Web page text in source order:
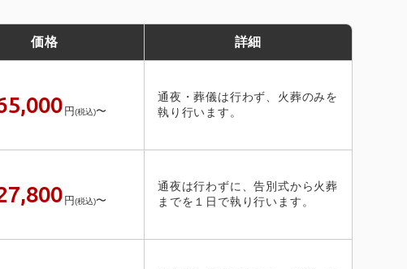
価格 詳細
円(税込)〜
通夜・葬儀は行わず、火葬のみを
執り行います。
円(税込)〜
通夜は行わずに、告別式から火葬
までを１日で執り行います。